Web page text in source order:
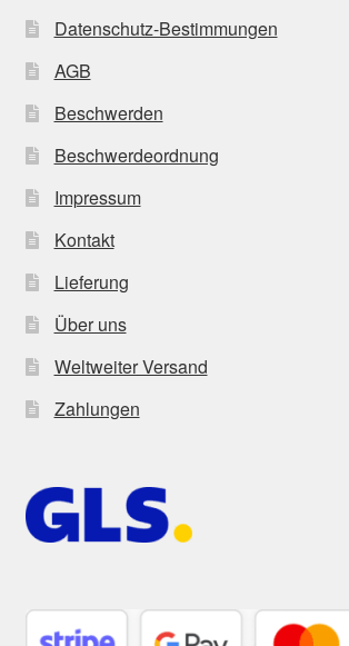
Datenschutz-Bestimmungen
AGB
Beschwerden
Beschwerdeordnung
Impressum
Kontakt
Lieferung
Über uns
Weltweiter Versand
Zahlungen